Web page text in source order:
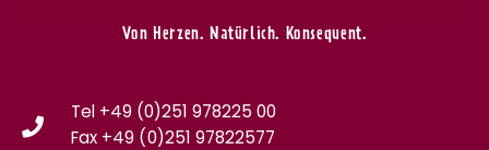
Von Herzen. Natürlich. Konsequent.
Tel +49 (0)251 978225 00
Fax +49 (0)251 97822577